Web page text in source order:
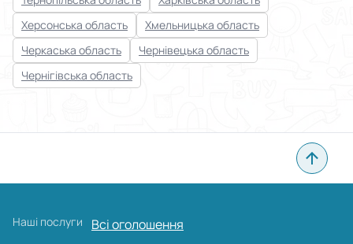
Херсонська область
Хмельницька область
Черкаська область
Чернівецька область
Чернігівська область
Наші послуги
Всі оголошення